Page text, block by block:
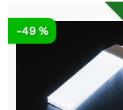
-49 %